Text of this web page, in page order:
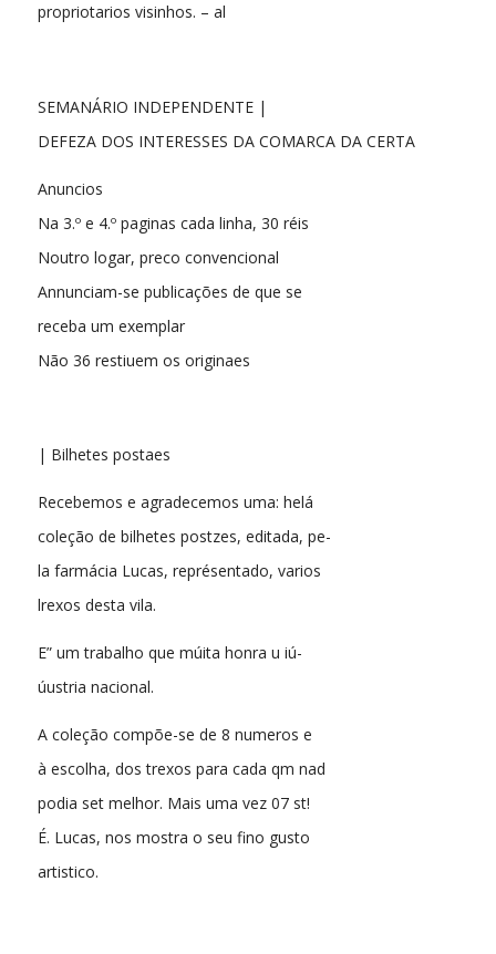
propriotarios visinhos. – al
SEMANÁRIO INDEPENDENTE |
DEFEZA DOS INTERESSES DA COMARCA DA CERTA
Anuncios
Na 3.º e 4.º paginas cada linha, 30 réis
Noutro logar, preco convencional
Annunciam-se publicações de que se
receba um exemplar
Não 36 restiuem os originaes
| Bilhetes postaes
Recebemos e agradecemos uma: helá
coleção de bilhetes postzes, editada, pe-
la farmácia Lucas, représentado, varios
lrexos desta vila.
E” um trabalho que múita honra u iú-
úustria nacional.
A coleção compõe-se de 8 numeros e
à escolha, dos trexos para cada qm nad
podia set melhor. Mais uma vez 07 st!
É. Lucas, nos mostra o seu fino gusto
artistico.